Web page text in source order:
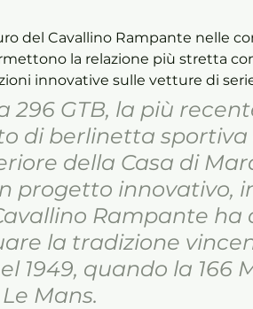
del Cavallino Rampante nelle
la relazione più stretta
innovative sulle vetture di
296 GTB, la più
di berlinetta sportiva
della Casa di
progetto innovativo,
Rampante ha
la tradizione
1949, quando la 166
Mans.